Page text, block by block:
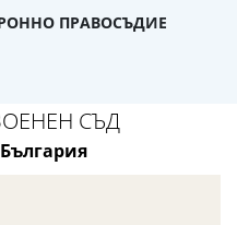
ПРАВОСЪДИЕ
СЪД